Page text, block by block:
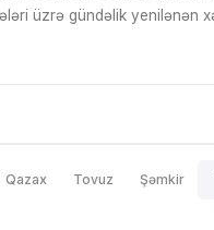
üzrə gündəlik yenilənən
Qazax Tovuz Şəmkir